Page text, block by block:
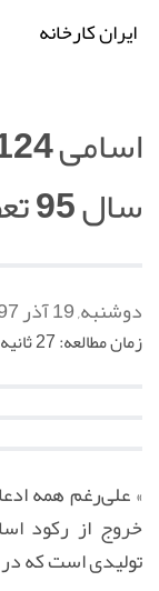
ایران کارخانه
سال 95 تعطیل
دوشنبه, 19 آذر 1397
زمان مطالعه: 27 ثانیه
» علی‌رغم همه
تولیدی است که